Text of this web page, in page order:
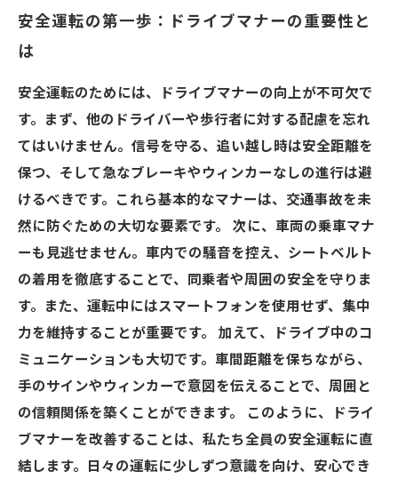
一人ひとりの意識が変える安全運転の未来
安全運転の第一歩：ドライブマナーの重要性と
は
安全運転のためには、ドライブマナーの向上が不可欠で
す。まず、他のドライバーや歩行者に対する配慮を忘れ
てはいけません。信号を守る、追い越し時は安全距離を
保つ、そして急なブレーキやウィンカーなしの進行は避
けるべきです。これら基本的なマナーは、交通事故を未
然に防ぐための大切な要素です。 次に、車両の乗車マナ
ーも見逃せません。車内での騒音を控え、シートベルト
の着用を徹底することで、同乗者や周囲の安全を守りま
す。また、運転中にはスマートフォンを使用せず、集中
力を維持することが重要です。 加えて、ドライブ中のコ
ミュニケーションも大切です。車間距離を保ちながら、
手のサインやウィンカーで意図を伝えることで、周囲と
の信頼関係を築くことができます。 このように、ドライ
ブマナーを改善することは、私たち全員の安全運転に直
結します。日々の運転に少しずつ意識を向け、安心でき